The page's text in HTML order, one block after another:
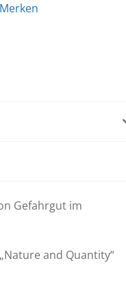
Merken
Gefahrgut im
and Quantity“